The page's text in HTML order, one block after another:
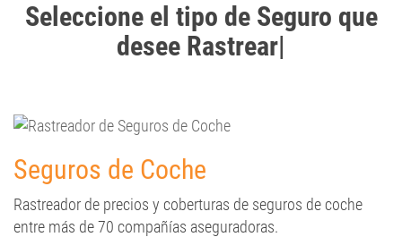
Seleccione el tipo de Seguro que
desee Rastrear|
Seguros de Coche
Rastreador de precios y coberturas de seguros de coche
entre más de 70 compañías aseguradoras.